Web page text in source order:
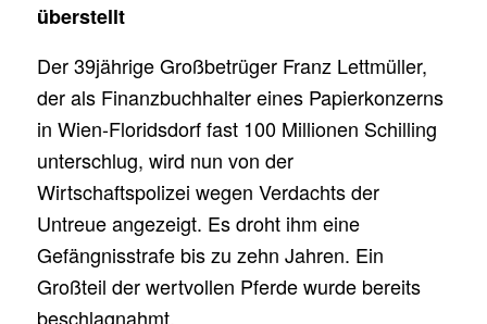
überstellt
Der 39jährige Großbetrüger Franz Lettmüller,
der als Finanzbuchhalter eines Papierkonzerns
in Wien-Floridsdorf fast 100 Millionen Schilling
unterschlug, wird nun von der
Wirtschaftspolizei wegen Verdachts der
Untreue angezeigt. Es droht ihm eine
Gefängnisstrafe bis zu zehn Jahren. Ein
Großteil der wertvollen Pferde wurde bereits
beschlagnahmt.